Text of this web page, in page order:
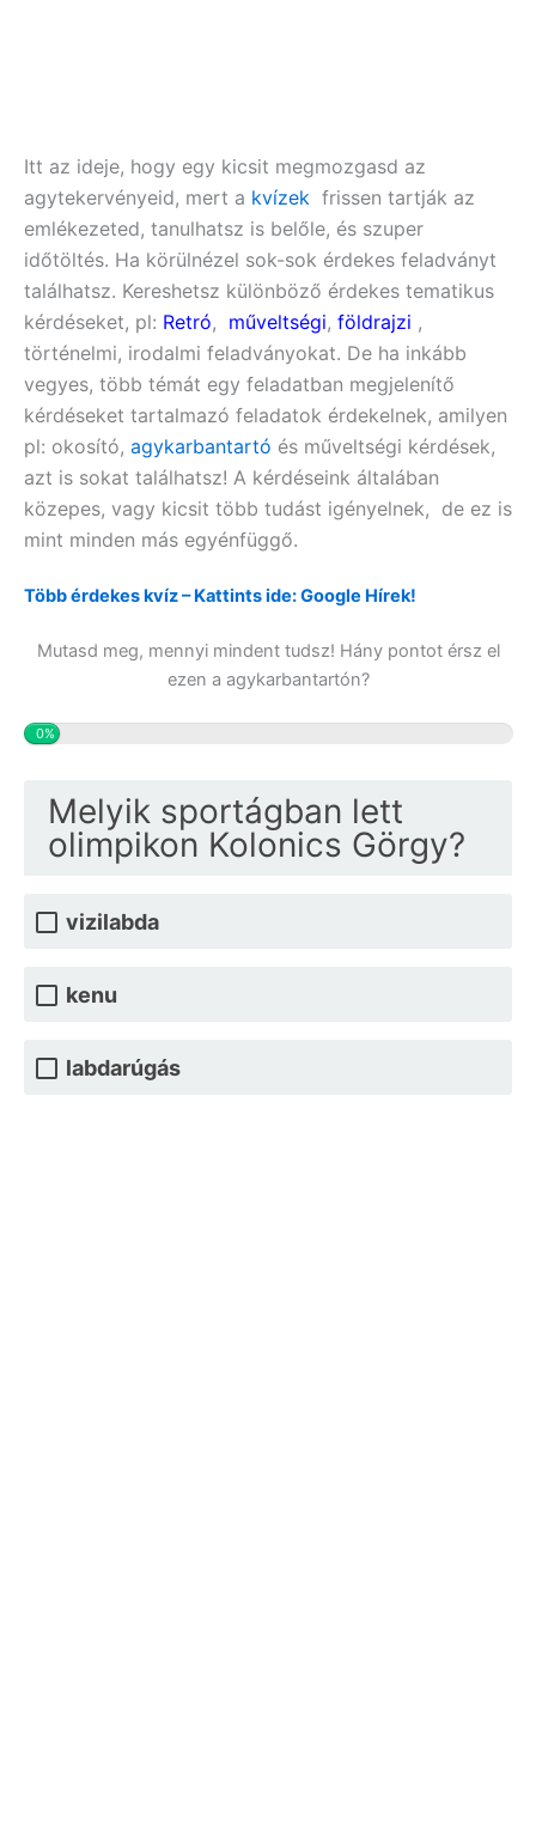
Itt az ideje, hogy egy kicsit megmozgasd az
agytekervényeid, mert a kvízek frissen tartják az
emlékezeted, tanulhatsz is belőle, és szuper
időtöltés. Ha körülnézel sok-sok érdekes feladványt
találhatsz. Kereshetsz különböző érdekes tematikus
kérdéseket, pl: Retró, műveltségi, földrajzi ,
történelmi, irodalmi feladványokat. De ha inkább
vegyes, több témát egy feladatban megjelenítő
kérdéseket tartalmazó feladatok érdekelnek, amilyen
pl: okosító, agykarbantartó és műveltségi kérdések,
azt is sokat találhatsz! A kérdéseink általában
közepes, vagy kicsit több tudást igényelnek, de ez is
mint minden más egyénfüggő.
Több érdekes kvíz – Kattints ide: Google Hírek!
Mutasd meg, mennyi mindent tudsz! Hány pontot érsz el
ezen a agykarbantartón?
0%
Melyik sportágban lett
olimpikon Kolonics Görgy?
vizilabda
kenu
labdarúgás